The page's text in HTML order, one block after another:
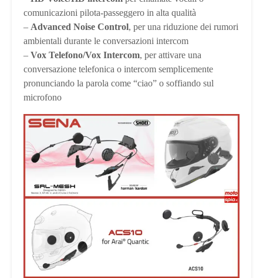
comunicazioni pilota-passeggero in alta qualità
– Advanced Noise Control, per una riduzione dei rumori
ambientali durante le conversazioni intercom
– Vox Telefono/Vox Intercom, per attivare una
conversazione telefonica o intercom semplicemente
pronunciando la parola come “ciao” o soffiando sul
microfono